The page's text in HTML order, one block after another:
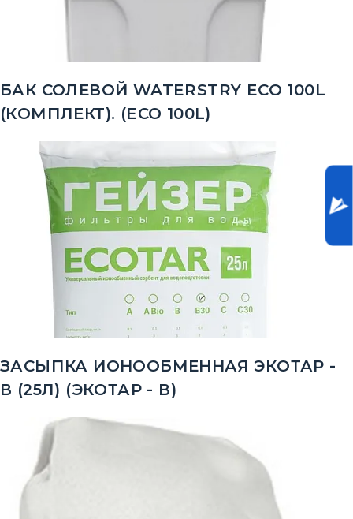
БАК СОЛЕВОЙ WATERSTRY ECO 100L
(КОМПЛЕКТ). (ECO 100L)
ЗАСЫПКА ИОНООБМЕННАЯ ЭКОТАР -
В (25Л) (ЭКОТАР - В)